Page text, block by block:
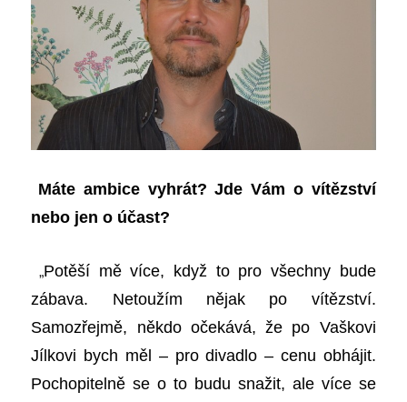
Máte ambice vyhrát? Jde Vám o vítězství
nebo jen o účast?
„Potěší mě více, když to pro všechny bude
zábava. Netoužím nějak po vítězství.
Samozřejmě, někdo očekává, že po Vaškovi
Jílkovi bych měl – pro divadlo – cenu obhájit.
Pochopitelně se o to budu snažit, ale více se